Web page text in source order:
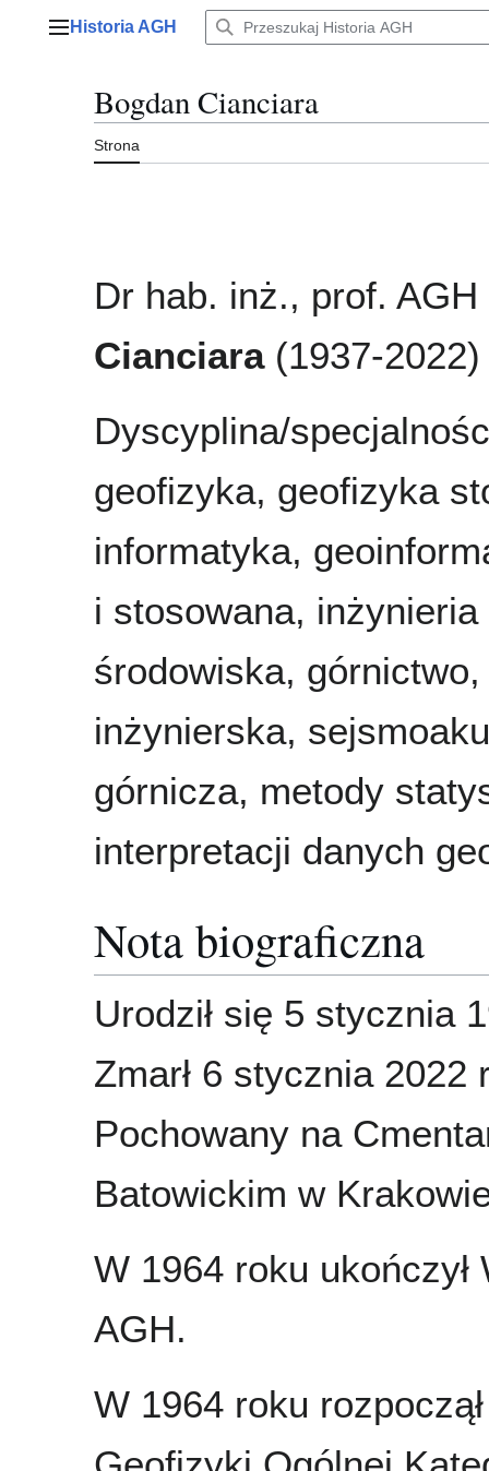
Menu główne
Historia AGH
Bogdan Cianciara
Strona
Dr hab. inż., prof. AGH
Cianciara(1937-2022)
Dyscyplina/
geofizyka, geofizyka
informatyka,
i stosowana,
środowiska,
inżynierska,
górnicza, metody
interpretacji danych
Nota biograficzna
Urodził się 5 stycznia
Zmarł 6 stycznia 2022
Pochowany na
Batowickim w
W 1964 roku
AGH.
W 1964 roku